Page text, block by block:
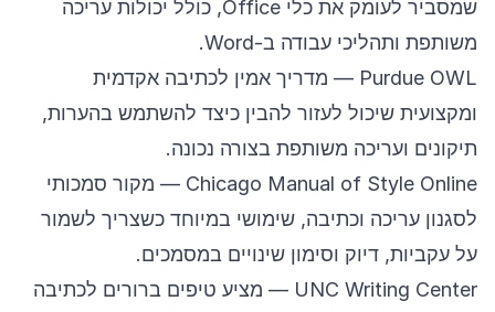
שמסביר לעומק את כלי Office, כולל יכולות עריכה
משותפת ותהליכי עבודה ב-Word.
Purdue OWL — מדריך אמין לכתיבה אקדמית
ומקצועית שיכול לעזור להבין כיצד להשתמש בהערות,
תיקונים ועריכה משותפת בצורה נכונה.
Chicago Manual of Style Online — מקור סמכותי
לסגנון עריכה וכתיבה, שימושי במיוחד כשצריך לשמור
על עקביות, דיוק וסימון שינויים במסמכים.
UNC Writing Center — מציע טיפים ברורים לכתיבה